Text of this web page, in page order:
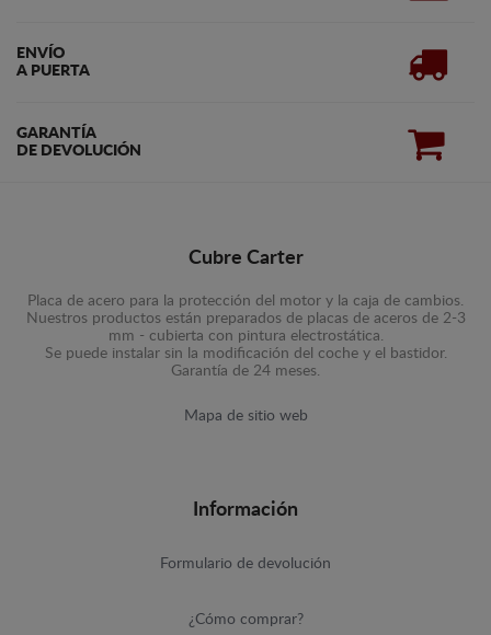
ENVÍO
A PUERTA
GARANTÍA
DE DEVOLUCIÓN
Cubre Carter
Placa de acero para la protección del motor y la caja de cambios.
Nuestros productos están preparados de placas de aceros de 2-3
mm - cubierta con pintura electrostática.
Se puede instalar sin la modificación del coche y el bastidor.
Garantía de 24 meses.
Mapa de sitio web
Información
Formulario de devolución
¿Cómo comprar?